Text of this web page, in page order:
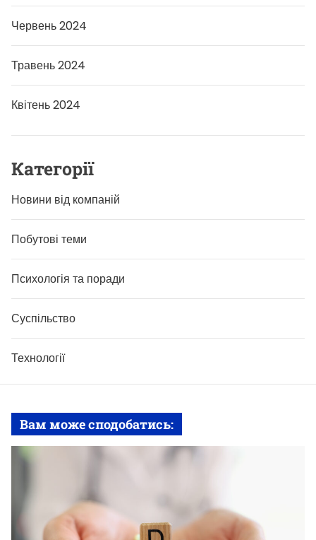
Червень 2024
Травень 2024
Квітень 2024
Категорії
Новини від компаній
Побутові теми
Психологія та поради
Суспільство
Технології
Вам може сподобатись: